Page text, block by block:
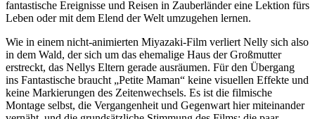
fantastische Ereignisse und Reisen in Zauberländer eine Lektion fürs
Leben oder mit dem Elend der Welt umzugehen lernen.
Wie in einem nicht-animierten Miyazaki-Film verliert Nelly sich also
in dem Wald, der sich um das ehemalige Haus der Großmutter
erstreckt, das Nellys Eltern gerade ausräumen. Für den Übergang
ins Fantastische braucht „Petite Maman“ keine visuellen Effekte und
keine Markierungen des Zeitenwechsels. Es ist die filmische
Montage selbst, die Vergangenheit und Gegenwart hier miteinander